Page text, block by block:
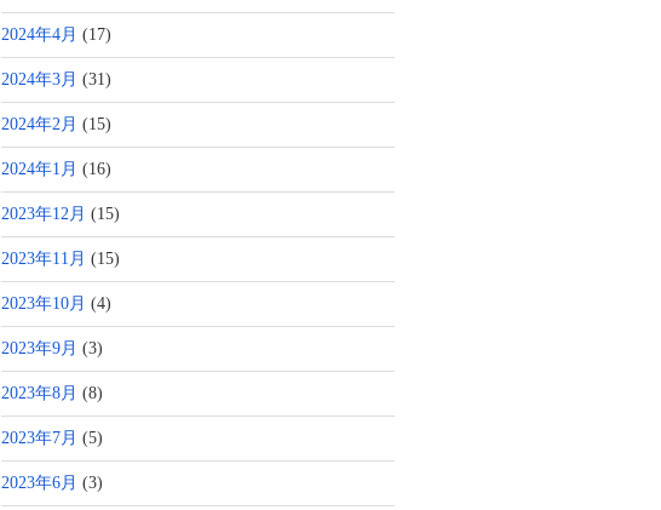
2024年4月 (17)
2024年3月 (31)
2024年2月 (15)
2024年1月 (16)
2023年12月 (15)
2023年11月 (15)
2023年10月 (4)
2023年9月 (3)
2023年8月 (8)
2023年7月 (5)
2023年6月 (3)